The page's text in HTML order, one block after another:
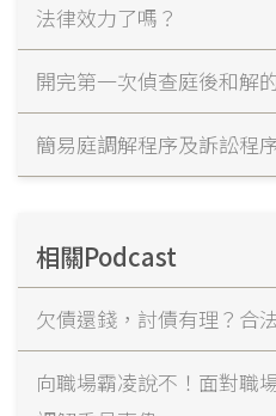
法律效力了嗎？
開完第一次偵查庭後和解
簡易庭調解程序及訴訟程
相關Podcast
欠債還錢，討債有理？合
向職場霸凌說不！面對職